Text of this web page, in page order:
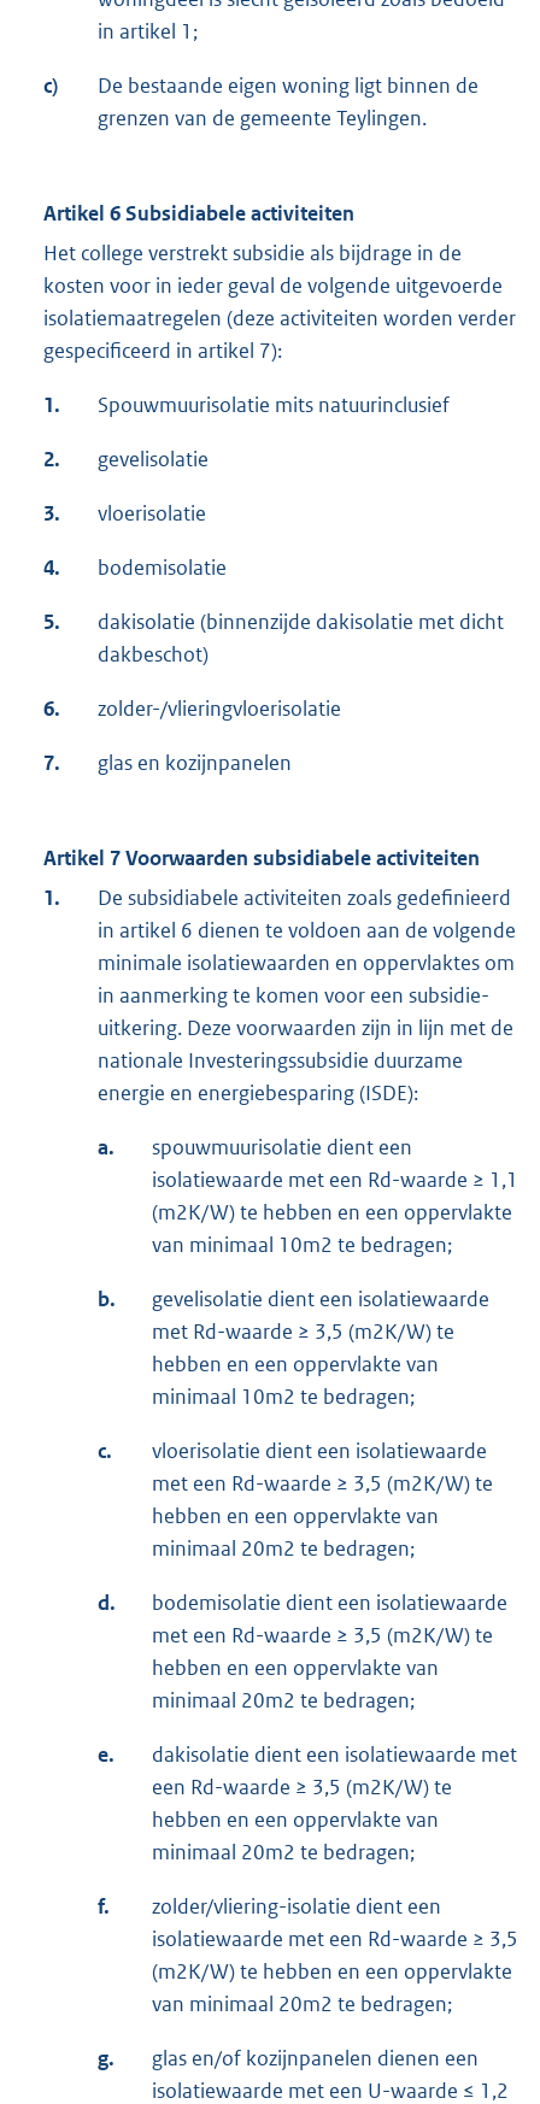
in artikel 1;
c)
De bestaande eigen woning ligt binnen de
grenzen van de gemeente Teylingen.
Artikel 6 Subsidiabele activiteiten
Het college verstrekt subsidie als bijdrage in de
kosten voor in ieder geval de volgende uitgevoerde
isolatiemaatregelen (deze activiteiten worden verder
gespecificeerd in artikel 7):
1. Spouwmuurisolatie mits natuurinclusief
2. gevelisolatie
3. vloerisolatie
4. bodemisolatie
5.
dakisolatie (binnenzijde dakisolatie met dicht
dakbeschot)
6. zolder-/vlieringvloerisolatie
7. glas en kozijnpanelen
Artikel 7 Voorwaarden subsidiabele activiteiten
1.
De subsidiabele activiteiten zoals gedefinieerd
in artikel 6 dienen te voldoen aan de volgende
minimale isolatiewaarden en oppervlaktes om
in aanmerking te komen voor een subsidie-
uitkering. Deze voorwaarden zijn in lijn met de
nationale Investeringssubsidie duurzame
energie en energiebesparing (ISDE):
a.
spouwmuurisolatie dient een
isolatiewaarde met een Rd-waarde ≥ 1,1
(m2K/W) te hebben en een oppervlakte
van minimaal 10m2 te bedragen;
b.
gevelisolatie dient een isolatiewaarde
met Rd-waarde ≥ 3,5 (m2K/W) te
hebben en een oppervlakte van
minimaal 10m2 te bedragen;
c.
vloerisolatie dient een isolatiewaarde
met een Rd-waarde ≥ 3,5 (m2K/W) te
hebben en een oppervlakte van
minimaal 20m2 te bedragen;
d.
bodemisolatie dient een isolatiewaarde
met een Rd-waarde ≥ 3,5 (m2K/W) te
hebben en een oppervlakte van
minimaal 20m2 te bedragen;
e.
dakisolatie dient een isolatiewaarde met
een Rd-waarde ≥ 3,5 (m2K/W) te
hebben en een oppervlakte van
minimaal 20m2 te bedragen;
f.
zolder/vliering-isolatie dient een
isolatiewaarde met een Rd-waarde ≥ 3,5
(m2K/W) te hebben en een oppervlakte
van minimaal 20m2 te bedragen;
g.
glas en/of kozijnpanelen dienen een
isolatiewaarde met een U-waarde ≤ 1,2